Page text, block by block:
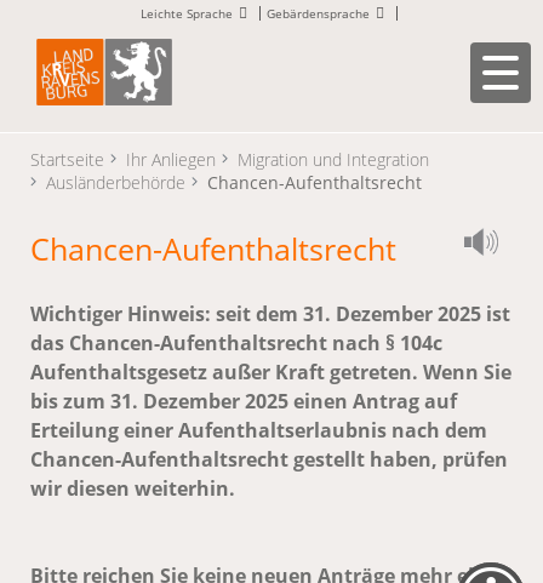
Leichte Sprache Gebärdensprache
Startseite Ihr Anliegen
Migration und Integration
Ausländerbehörde
Chancen-Aufenthaltsrecht
Chancen-Aufenthaltsrecht
Wichtiger Hinweis: seit dem 31. Dezember 2025 ist
das Chancen-Aufenthaltsrecht nach § 104c
Aufenthaltsgesetz außer Kraft getreten. Wenn Sie
bis zum 31. Dezember 2025 einen Antrag auf
Erteilung einer Aufenthaltserlaubnis nach dem
Chancen-Aufenthaltsrecht gestellt haben, prüfen
wir diesen weiterhin.
Bitte reichen Sie keine neuen Anträge mehr ein.